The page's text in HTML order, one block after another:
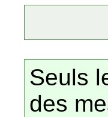
Seuls
des